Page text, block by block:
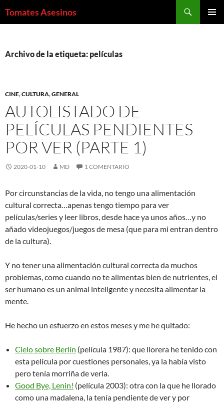
Tomates Asesinos
Archivo de la etiqueta: películas
CINE,CULTURA,GENERAL
AUTOLISTADO DE
PELÍCULAS PENDIENTES
POR VER (PARTE 1)
2020-01-10 MD 1 COMENTARIO
Por circunstancias de la vida, no tengo una alimentación
cultural correcta…apenas tengo tiempo para ver
películas/series y leer libros, desde hace ya unos años…y no
añado videojuegos/juegos de mesa (que para mi entran dentro
de la cultura).
Y no tener una alimentación cultural correcta da muchos
problemas, como cuando no te alimentas bien de nutrientes, el
ser humano es un animal inteligente y necesita alimentar la
mente.
He hecho un esfuerzo en estos meses y me he quitado:
Cielo sobre Berlín (película 1987): que llorera he tenido con
esta película por cuestiones personales, ya la había visto
pero tenía morriña de verla.
Good Bye, Lenin! (película 2003): otra con la que he llorado
como una madalena, la tenía pendiente de ver y por